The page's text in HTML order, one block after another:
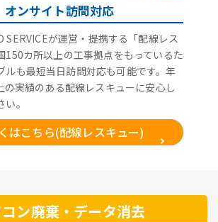
オンサイト訪問対応
SERVICEが運営・提携する「配線レス
150カ所以上の工事拠点をもっているた
ルも最短当日訪問対応も可能です。年
の実績のある配線レスキューに安心し
。
はこちら(配線レスキュー)
ン廃棄・データ消去